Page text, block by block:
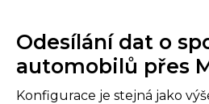
Odesílání dat o
automobilů přes
Konfigurace je stejná jako